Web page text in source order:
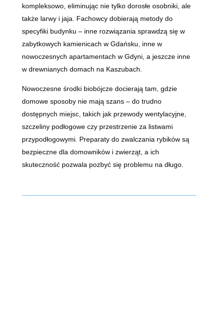
kompleksowo, eliminując nie tylko dorosłe osobniki, ale
także larwy i jaja. Fachowcy dobierają metody do
specyfiki budynku – inne rozwiązania sprawdzą się w
zabytkowych kamienicach w Gdańsku, inne w
nowoczesnych apartamentach w Gdyni, a jeszcze inne
w drewnianych domach na Kaszubach.
Nowoczesne środki biobójcze docierają tam, gdzie
domowe sposoby nie mają szans – do trudno
dostępnych miejsc, takich jak przewody wentylacyjne,
szczeliny podłogowe czy przestrzenie za listwami
przypodłogowymi. Preparaty do zwalczania rybików są
bezpieczne dla domowników i zwierząt, a ich
skuteczność pozwala pozbyć się problemu na długo.